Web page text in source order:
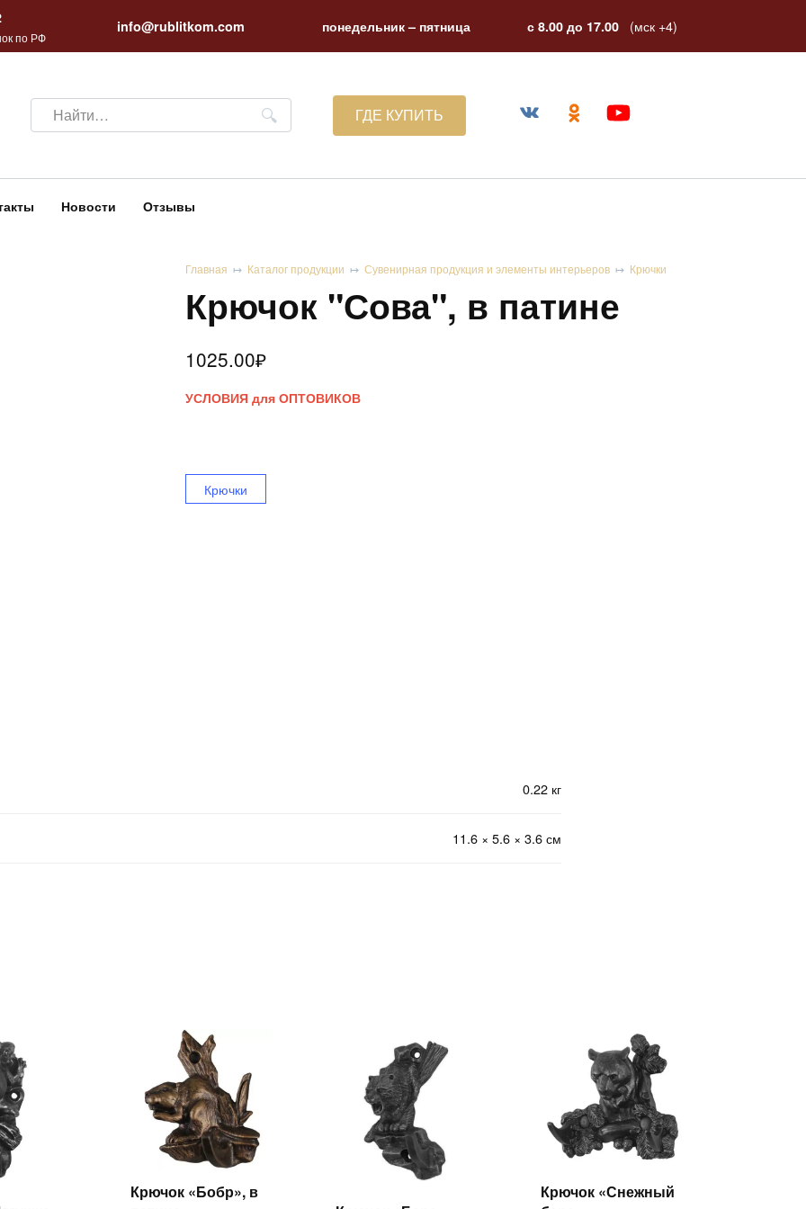
по РФ
info@rublitkom.com понедельник – пятница с 8.00 до 17.00 (мск +4)
Search
for:
ГДЕ КУПИТЬ
Новости Отзывы
Главная Каталог продукции Сувенирная продукция и элементы интерьеров Крючки
Крючок "Сова", в патине
1025.00₽
УСЛОВИЯ для ОПТОВИКОВ
Крючки
0.22 кг
11.6 × 5.6 × 3.6 см
Крючок «Бобр», в
Крючок «Снежный